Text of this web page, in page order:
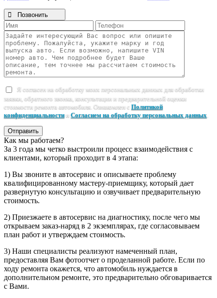
 Позвонить
Я согласен на обработку моих персональных данных для обработки
заявки, обратного звонка, консультации и предварительной оценки
стоимости ремонта автомобиля. Ознакомлен с Политикой
конфиденциальностии Согласием на обработку персональных данных
Отправить
Как мы работаем?
За 3 года мы четко выстроили процесс взаимодействия с
клиентами, который проходит в 4 этапа:
1) Вы звоните в автосервис и описываете проблему
квалифицированному мастеру-приемщику, который дает
развернутую консультацию и озвучивает предварительную
стоимость.
2) Приезжаете в автосервис на диагностику, после чего мы
открываем заказ-наряд в 2 экземплярах, где согласовываем
план работ и утверждаем стоимость.
3) Наши специалисты реализуют намеченный план,
предоставляя Вам фотоотчет о проделанной работе. Если по
ходу ремонта окажется, что автомобиль нуждается в
дополнительном ремонте, это предварительно обговаривается
с Вами.